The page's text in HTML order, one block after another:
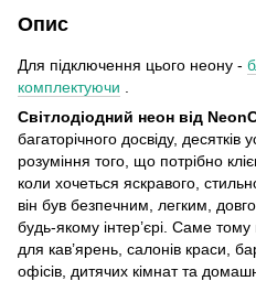
Опис
Для підключення цього неону -
комплектуючи
Світлодіодний неон від
багаторічного досвіду, десятків
розуміння того, що потрібно
коли хочеться яскравого,
він був безпечним, легким,
будь-якому інтер’єрі. Саме
для кав’ярень, салонів краси,
офісів, дитячих кімнат та